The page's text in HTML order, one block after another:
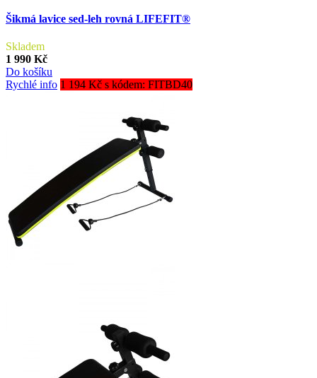
Šikmá lavice sed-leh rovná LIFEFIT®
Skladem
1 990 Kč
Do košíku
Rychlé info 1 194 Kč s kódem: FITBD40